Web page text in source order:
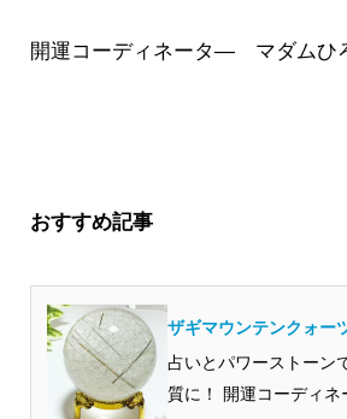
開運コーディネータ― マダムひ
おすすめ記事
ザギマウンテンクォー
運のプロから見ると？
占いとパワーストーン
質に！ 開運コーディネ